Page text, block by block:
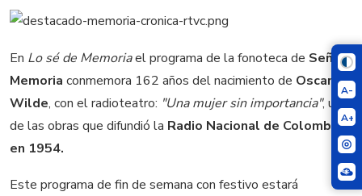
A-
A+
En Lo sé de Memoriael programa de la fonoteca de Señal
Memoria conmemora 162 años del nacimiento de Oscar
Wilde, con el radioteatro: "Una mujer sin importancia", una
de las obras que difundió la Radio Nacional de Colombia
en 1954.
Este programa de fin de semana con festivo estará